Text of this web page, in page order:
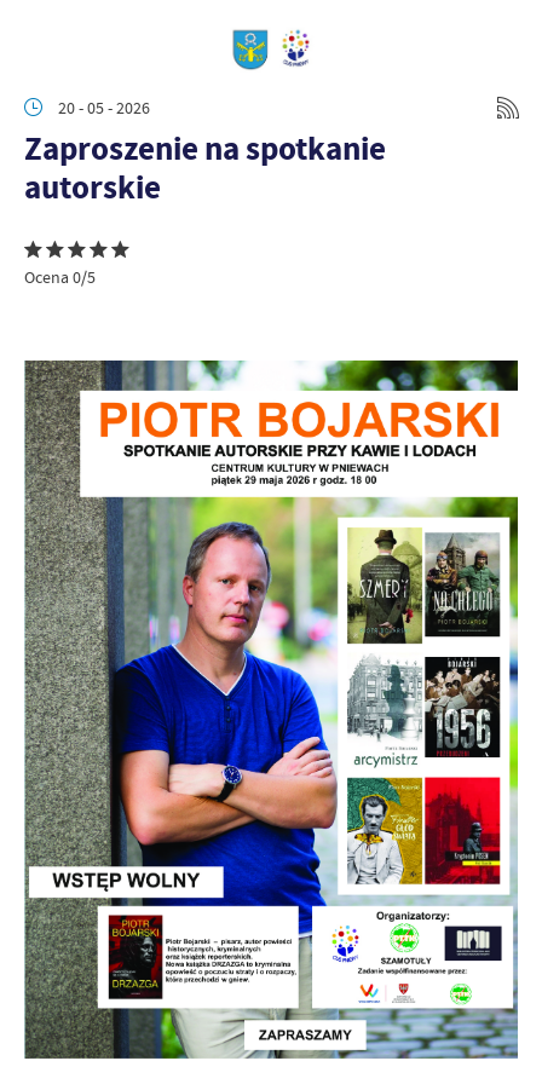
20 - 05 - 2026
Zaproszenie na spotkanie
autorskie
Ocena 0/5